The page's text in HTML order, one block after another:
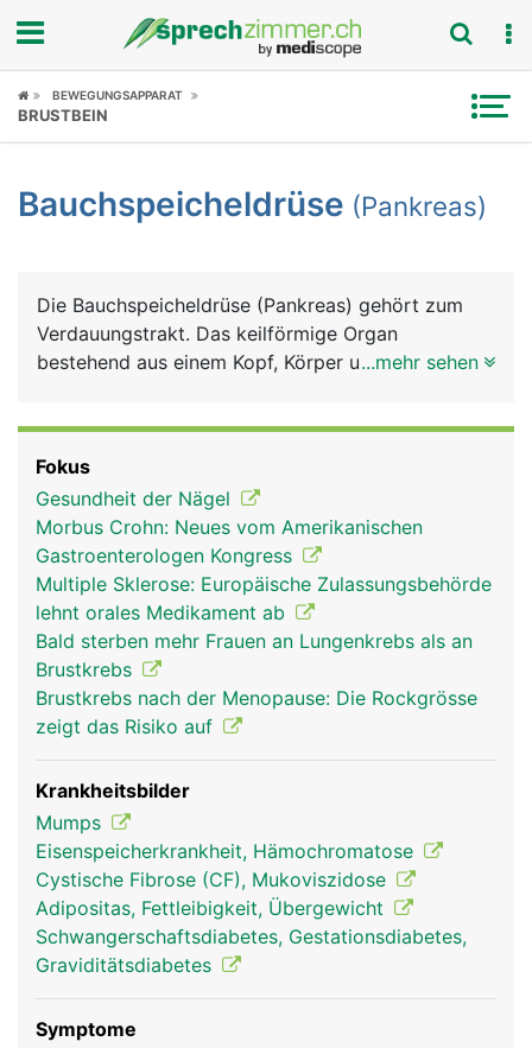
Fokus
Symptome
News
Rubriken
BEWEGUNGSAPPARAT
BRUSTBEIN
Bauchspeicheldrüse (Pankreas)
Die Bauchspeicheldrüse (Pankreas) gehört zum
Verdauungstrakt. Das keilförmige Organ
bestehend aus einem Kopf, Körper und Schwanz,
Sie produziert einen Verdauungssaft
(Bauchspeichel), der über den
Bauchspeicheldrüsengang in den Zwölffingerdarm
geleitet wird. Der Saft enthält verschiedene
Enzyme zur Aufspaltung der Nahrungsbestandteile
(Eiweisse, Kohlenhydrate, Fette). Ausserdem
neutralisiert das Sekret die zuvor in die Nahrung
gelangte Magensäure, damit die empfindliche
Darmschleimhaut nicht von der Säure angegriffen
wird. Die zweite Aufgabe ist die Produktion der
Hormone Insulin und Glukagon, die als
Gegenspieler den Blutzucker regulieren. Insulin
wirkt blutzuckersenkend, Glukagon
blutzuckersteigernd. Wenn der Blutzuckerspiegel
steigt, beispielsweise nach einer Mahlzeit, gibt die
Bauchspeicheldrüse Insulin ins Blut ab, wodurch
der Zuckerspiegel sinkt. Wenn umgekehrt der
Blutzuckerspiegel zu niedrig ist, wird Glukagon
...mehr sehen
Fokus
Gesundheit der Nägel
Morbus Crohn: Neues vom Amerikanischen
Gastroenterologen Kongress
Multiple Sklerose: Europäische Zulassungsbehörde
lehnt orales Medikament ab
Bald sterben mehr Frauen an Lungenkrebs als an
Brustkrebs
Brustkrebs nach der Menopause: Die Rockgrösse
zeigt das Risiko auf
Krankheitsbilder
Mumps
Eisenspeicherkrankheit, Hämochromatose
Cystische Fibrose (CF), Mukoviszidose
Adipositas, Fettleibigkeit, Übergewicht
Schwangerschaftsdiabetes, Gestationsdiabetes,
Graviditätsdiabetes
Symptome